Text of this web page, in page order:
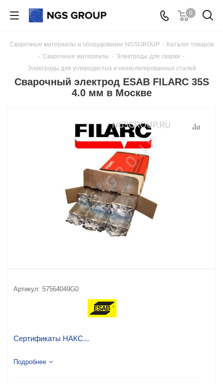
0
Сварочные материалы и оборудование NGSGROUP - Каталог товаров
- Сварочные материалы - Электроды для сварки -
Электроды для углеродистых и низколегированных сталей
Сварочный электрод ESAB FILARC 35S
4.0 мм в Москве
Артикул: 57564049G0
Сертификаты НАКС...
Подробнее